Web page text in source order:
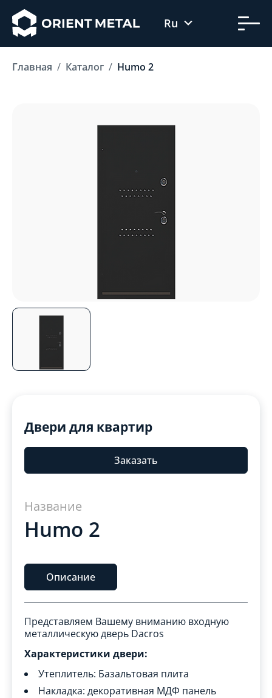
Ru
Главная Каталог Humo 2
Двери для квартир
Заказать
Название
Humo 2
Описание
Представляем Вашему вниманию входную
металлическую дверь Dacros
Характеристики двери:
Утеплитель: Базальтовая плита
Накладка: декоративная МДФ панель